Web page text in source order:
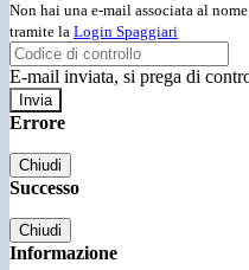
Non hai una e-mail associata al
tramite la Login Spaggiari
E-mail inviata, si prega di
Errore
Chiudi
Successo
Chiudi
Informazione